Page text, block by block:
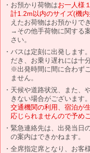
お預かり荷物はお一人様
計1.2m以内のサイズ(機
えたお荷物はお預かりで
→その他手荷物に関する
さい。
バスは定刻に出発します
だき、お乗り遅れには十
※出発時間に間に合わず
ません。
天候や道路状況、また、
きない場合がございます。
交通機関の利用、宿泊が
応じられませんので予め
緊急連絡先は、出発当日
の案内はできかねます。
全席指定席となり、お客